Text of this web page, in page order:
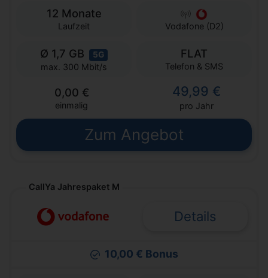
12 Monate
Laufzeit Vodafone (D2)
Ø 1,7 GB 5G
max. 300 Mbit/s
FLAT
Telefon & SMS
0,00 €
einmalig
49,99 €
pro Jahr
Zum Angebot
CallYa Jahrespaket M
Details
10,00 € Bonus